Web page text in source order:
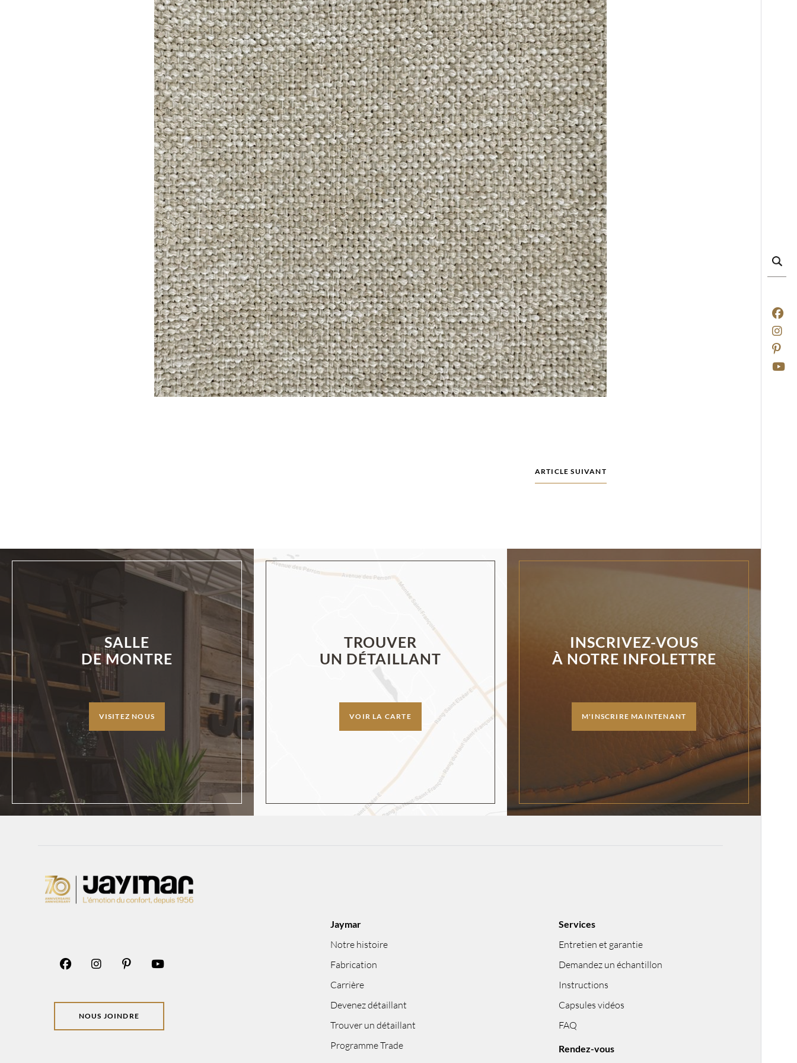
ARTICLE SUIVANT
SALLE
DE MONTRE
VISITEZ NOUS
TROUVER
UN DÉTAILLANT
VOIR LA CARTE
INSCRIVEZ-VOUS
À NOTRE INFOLETTRE
M'INSCRIRE MAINTENANT
NOUS JOINDRE
Jaymar
Notre histoire
Fabrication
Carrière
Devenez détaillant
Trouver un détaillant
Programme Trade
Services
Entretien et garantie
Demandez un échantillon
Instructions
Capsules vidéos
FAQ
Rendez-vous